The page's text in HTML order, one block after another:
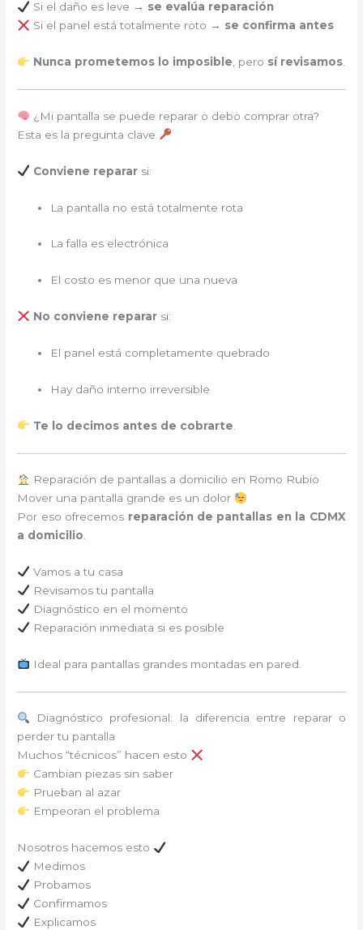
Si el daño es leve → se evalúa reparación
Si el panel está totalmente roto → se confirma antes
Nunca prometemos lo imposible, pero sí revisamos.
¿Mi pantalla se puede reparar o debo comprar otra?
Esta es la pregunta clave
Conviene repararsi:
La pantalla no está totalmente rota
La falla es electrónica
El costo es menor que una nueva
No conviene repararsi:
El panel está completamente quebrado
Hay daño interno irreversible
Te lo decimos antes de cobrarte
Reparación de pantallas a domicilio en Romo Rubio
Mover una pantalla grande es un dolor
Por eso ofrecemos reparación de pantallas en la CDMX
a domicilio
Vamos a tu casa
Revisamos tu pantalla
Diagnóstico en el momento
Reparación inmediata si es posible
Ideal para pantallas grandes montadas en pared.
Diagnóstico profesional: la diferencia entre reparar o
perder tu pantalla
Muchos “técnicos” hacen esto
Cambian piezas sin saber
Prueban al azar
Empeoran el problema
Nosotros hacemos esto
Medimos
Probamos
Confirmamos
Explicamos